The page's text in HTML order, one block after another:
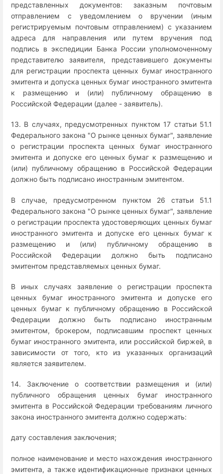
представленных документов: заказным почтовым
отправлением с уведомлением о вручении (иным
регистрируемым почтовым отправлением) с указанием
адреса для направления или путем вручения под
подпись в экспедиции Банка России уполномоченному
представителю заявителя, представившего документы
для регистрации проспекта ценных бумаг иностранного
эмитента и допуска ценных бумаг иностранного эмитента
к размещению и (или) публичному обращению в
Российской Федерации (далее - заявитель).
13. В случаях, предусмотренных пунктом 17 статьи 51.1
Федерального закона "О рынке ценных бумаг", заявление
о регистрации проспекта ценных бумаг иностранного
эмитента и допуске его ценных бумаг к размещению и
(или) публичному обращению в Российской Федерации
должно быть подписано иностранным эмитентом.
В случае, предусмотренном пунктом 26 статьи 51.1
Федерального закона "О рынке ценных бумаг", заявление
о регистрации проспекта удостоверяющих ценных бумаг
иностранного эмитента и допуске его ценных бумаг к
размещению и (или) публичному обращению в
Российской Федерации должно быть подписано
эмитентом представляемых ценных бумаг.
В иных случаях заявление о регистрации проспекта
ценных бумаг иностранного эмитента и допуске его
ценных бумаг к публичному обращению в Российской
Федерации должно быть подписано иностранным
эмитентом, брокером, подписавшим проспект ценных
бумаг иностранного эмитента, или российской биржей, в
зависимости от того, кто из указанных организаций
является заявителем.
14. Заключение о соответствии размещения и (или)
публичного обращения ценных бумаг иностранного
эмитента в Российской Федерации требованиям личного
закона иностранного эмитента должно содержать:
дату составления заключения;
полное наименование и место нахождения иностранного
эмитента, а также идентификационные признаки ценных